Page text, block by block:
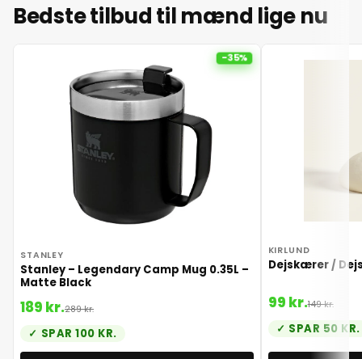
Bedste tilbud til mænd lige nu
-35%
STANLEY
Stanley – Legendary Camp Mug 0.35L –
Matte Black
189 kr.289 kr.
SPAR 100 KR.
KIRLUND
Dejskærer /
99 kr.149 kr.
SPAR 50 KR.